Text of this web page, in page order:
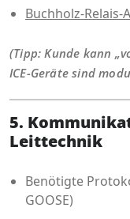
Buchholz-Relais-
(Tipp: Kunde kann
ICE-Geräte sind
5.
Leittechnik
Benötigte
GOOSE)